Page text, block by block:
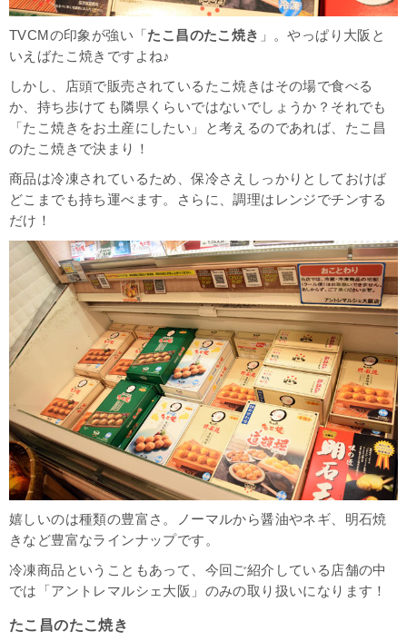
TVCMの印象が強い「 たこ昌のたこ焼き 」。やっぱり大阪と
いえばたこ焼きですよね♪
しかし、店頭で販売されているたこ焼きはその場で食べる
か、持ち歩けても隣県くらいではないでしょうか？それでも
「たこ焼きをお土産にしたい」と考えるのであれば、たこ昌
のたこ焼きで決まり！
商品は冷凍されているため、保冷さえしっかりとしておけば
どこまでも持ち運べます。さらに、調理はレンジでチンする
だけ！
嬉しいのは種類の豊富さ。ノーマルから醤油やネギ、明石焼
きなど豊富なラインナップです。
冷凍商品ということもあって、今回ご紹介している店舗の中
では「アントレマルシェ大阪」のみの取り扱いになります！
たこ昌のたこ焼き